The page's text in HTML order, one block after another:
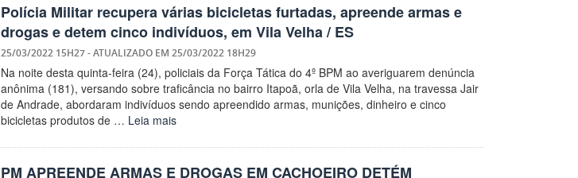
Polícia Militar recupera várias bicicletas furtadas, apreende armas e
drogas e detem cinco indivíduos, em Vila Velha / ES
25/03/2022 15H27- ATUALIZADO EM 25/03/2022 18H29
Na noite desta quinta-feira (24), policiais da Força Tática do 4º BPM ao averiguarem denúncia
anônima (181), versando sobre traficância no bairro Itapoã, orla de Vila Velha, na travessa Jair
de Andrade, abordaram indivíduos sendo apreendido armas, munições, dinheiro e cinco
bicicletas produtos de … Leia mais
PM APREENDE ARMAS E DROGAS EM CACHOEIRO DETÉM